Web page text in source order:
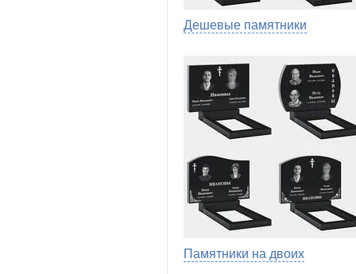
Дешевые памятники
Памятники на двоих